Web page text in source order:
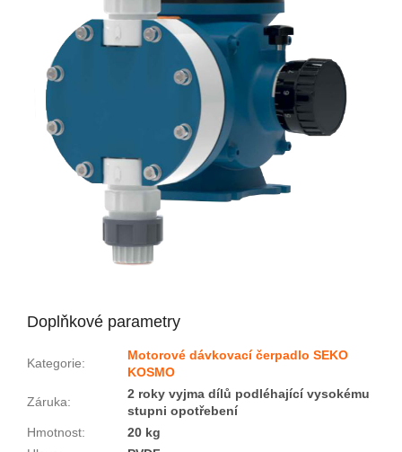
Doplňkové parametry
Kategorie:
Motorové dávkovací čerpadlo SEKO
KOSMO
Záruka:
2 roky vyjma dílů podléhající vysokému
stupni opotřebení
Hmotnost:
20 kg